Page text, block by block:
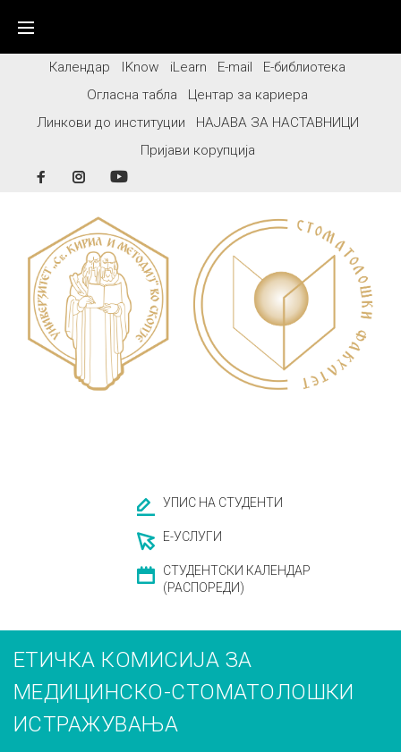
contentКалендар IKnow iLearn E-mail
Е-библиотека
Огласна табла
Центар за кариера
Линкови до институции
НАЈАВА ЗА НАСТАВНИЦИ
Пријави корупција
FacebookInstagram
УПИС НА СТУДЕНТИ
Е-УСЛУГИ
СТУДЕНТСКИ КАЛЕНДАР
(РАСПОРЕДИ)
ЕТИЧКА КОМИСИЈА ЗА
МЕДИЦИНСКО-СТОМАТОЛОШКИ
ИСТРАЖУВАЊА